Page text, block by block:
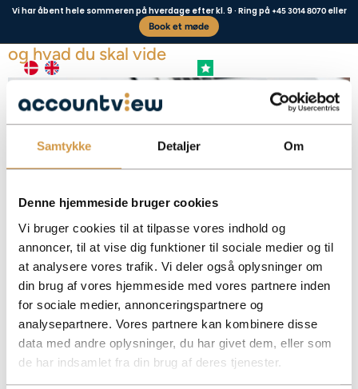
Samtykke Detaljer Om
Denne hjemmeside bruger cookies
Vi bruger cookies til at tilpasse vores indhold og
annoncer, til at vise dig funktioner til sociale medier og til
at analysere vores trafik. Vi deler også oplysninger om
din brug af vores hjemmeside med vores partnere inden
for sociale medier, annonceringspartnere og
analysepartnere. Vores partnere kan kombinere disse
data med andre oplysninger, du har givet dem, eller som
de har indsamlet fra din brug af deres tjenester.
Vi har åbent hele sommeren på hverdage efter kl. 9 · Ring på +45 3014 8070eller
Book et møde
Afdragsordning hos SKAT – sådan søger du
og hvad du skal vide
Få overblik over afdragsordning hos SKAT, betingelser, ansøgning og hvordan
din virksomhed kan lette likviditeten.
Facebook
Mastodon
EmailShare